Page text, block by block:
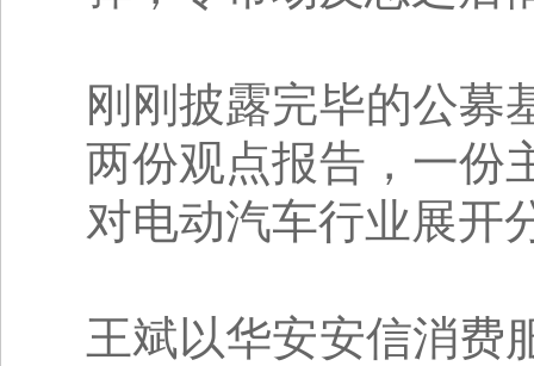
刚刚披露完毕的公募
两份观点报告，一份
对电动汽车行业展开
王斌以华安安信消费